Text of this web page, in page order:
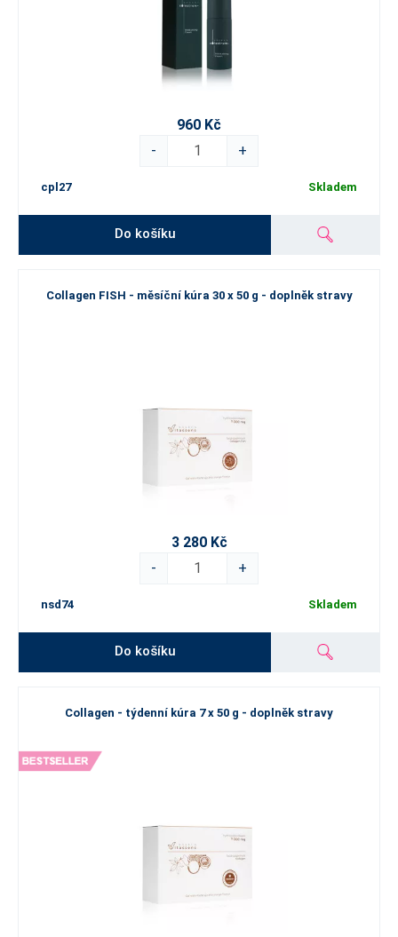
960 Kč
-
+
cpl27 Skladem
Do košíku
Collagen FISH - měsíční kúra 30 x 50 g - doplněk stravy
3 280 Kč
-
+
nsd74 Skladem
Do košíku
Collagen - týdenní kúra 7 x 50 g - doplněk stravy